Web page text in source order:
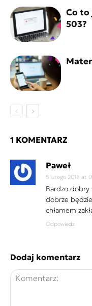
Co to
503?
1 KOMENTARZ
Paweł
5 lutego 2018 at
Bardzo dobry
dobrze
chłamem
Odpowiedz
Dodaj komentarz